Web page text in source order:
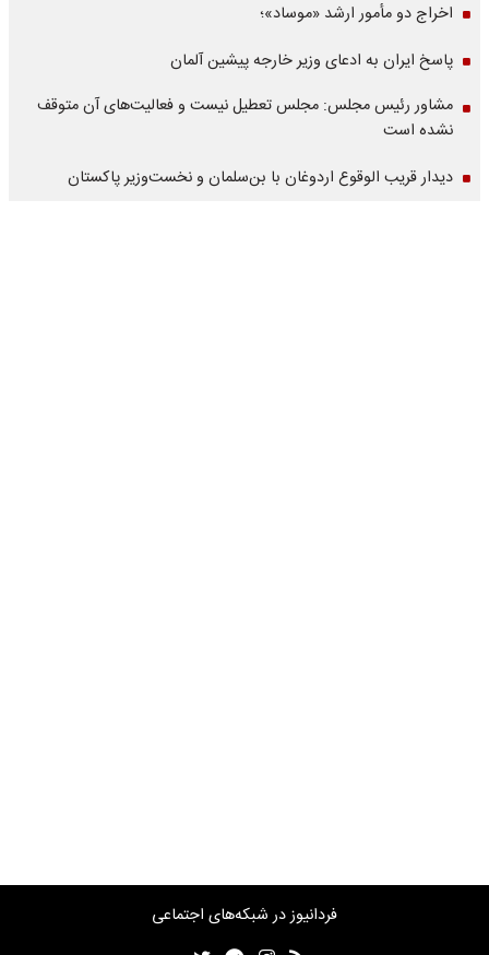
اخراج دو مأمور ارشد «موساد»؛
پاسخ ایران به ادعای وزیر خارجه پیشین آلمان
مشاور رئیس مجلس: مجلس تعطیل نیست و فعالیت‌های آن متوقف
نشده است
دیدار قریب الوقوع اردوغان با بن‌سلمان و نخست‌وزیر پاکستان
فردانیوز در شبکه‌های اجتماعی